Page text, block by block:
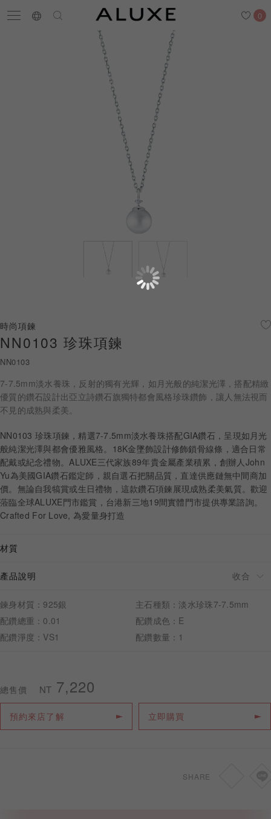
0
門市一覽
黃金金飾
關於ALUXE
嚴選鑽石
婚禮護照
線上購物
預約來店
時尚項鍊
NN0103 珍珠項鍊
NN0103
7-7.5mm淡水養珠，反射的獨有光輝，如月光般的純潔光澤，搭配精緻
優質的鑽石設計出亞立詩鑽石旗獨特都會風格珍珠鑽飾，讓人無法視而
不見的成熟與柔美。
NN0103 珍珠項鍊，精選7-7.5mm淡水養珠搭配GIA鑽石，呈現如月光
般純潔光澤與都會優雅風格。18K金墜飾設計修飾鎖骨線條，適合日常
配戴或紀念禮物。ALUXE三代家族89年貴金屬產業積累，創辦人John
Yu為美國GIA鑽石鑑定師，親自選石把關品質，直達供應鏈無中間商加
價。無論自我犒賞或生日禮物，這款鑽石項鍊展現成熟柔美氣質。歡迎
蒞臨全球ALUXE門市鑑賞，台港新三地19間實體門市提供專業諮詢。
Crafted For Love, 為愛量身打造
材質
產品說明
鍊身材質：925銀
主石種類：淡水珍珠7-7.5mm
配鑽總重：0.01
配鑽成色：E
配鑽淨度：VS1
配鑽數量：1
總售價 NT 7,220
立即購買
預約來店了解
SHARE